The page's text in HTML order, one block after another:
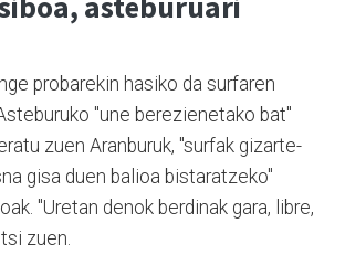
probarekin hasiko da surfaren
"une berezienetako bat"
zuen Aranburuk, "surfak gizarte-
gisa duen balioa bistaratzeko"
"Uretan denok berdinak gara, libre,
zuen.